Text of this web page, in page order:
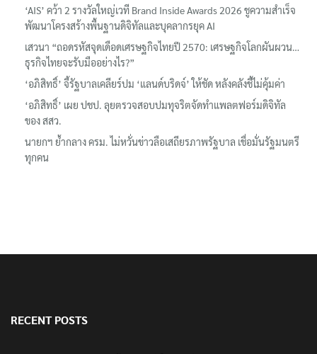
‘AIS’ คว้า 2 รางวัลใหญ่เวที Brand Inside Awards 2026 ชูความสำเร็จ
พัฒนาโครงสร้างพื้นฐานดิจิทัลและบุคลากรยุค AI
เสวนา “ถอดรหัสจุดเดือดเศรษฐกิจไทยปี 2570: เศรษฐกิจโลกผันผวน…
ธุรกิจไทยจะรับมืออย่างไร?”
‘อภิสิทธิ์’ จี้รัฐบาลเคลียร์ปม ‘แลนด์บริดจ์’ ให้ชัด หลังคลังชี้ไม่คุ้มค่า
‘อภิสิทธิ์’ เผย ปชป. ลุยตรวจสอบปมทุจริตจัดทำแพลตฟอร์มดิจิทัล
ของ สสว.
นายกฯ ย้ำกลาง ครม. ไม่หวั่นข่าวลือเสถียรภาพรัฐบาล เชื่อมั่นรัฐมนตรี
ทุกคน
RECENT POSTS